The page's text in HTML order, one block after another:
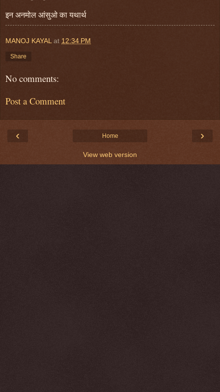
इन अनमोल आंसुओ का यथार्थ
MANOJ KAYAL at 12:34 PM
Share
No comments:
Post a Comment
‹ ›
Home
View web version